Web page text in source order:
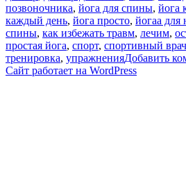
позвоночника, йога для спины, йога
каждый день, йога просто, йогаа
спины, как избежать травм, лечим,
простая йога, спорт, спортивный врач
тренировка, упражненияДобавить
Сайт работает на WordPress